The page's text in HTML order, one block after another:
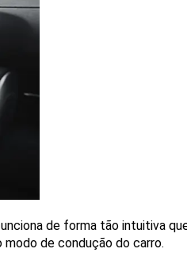
de forma tão intuitiva
de condução do carro.